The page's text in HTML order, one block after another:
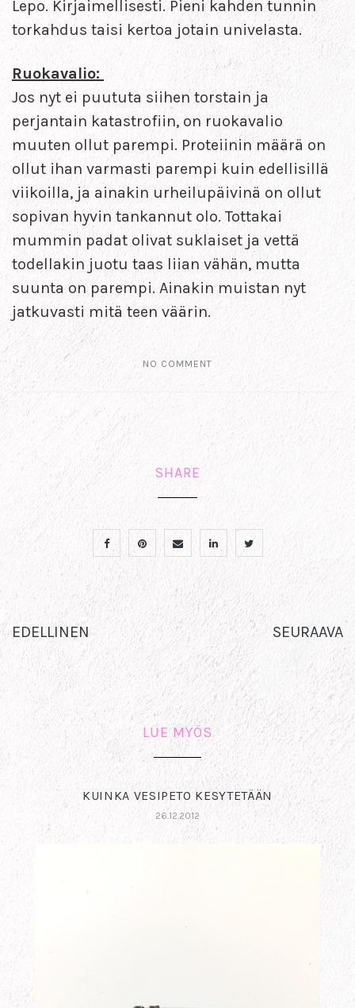
Lepo. Kirjaimellisesti. Pieni kahden tunnin
torkahdus taisi kertoa jotain univelasta.
Ruokavalio:
Jos nyt ei puututa siihen torstain ja
perjantain katastrofiin, on ruokavalio
muuten ollut parempi. Proteiinin määrä on
ollut ihan varmasti parempi kuin edellisillä
viikoilla, ja ainakin urheilupäivinä on ollut
sopivan hyvin tankannut olo. Tottakai
mummin padat olivat suklaiset ja vettä
todellakin juotu taas liian vähän, mutta
suunta on parempi. Ainakin muistan nyt
jatkuvasti mitä teen väärin.
NO COMMENT
SHARE
EDELLINEN SEURAAVA
LUE MYÖS
KUINKA VESIPETO KESYTETÄÄN
26.12.2012